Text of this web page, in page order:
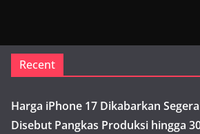
Recent
Harga iPhone 17 Dikabarkan
Disebut Pangkas Produksi hingga